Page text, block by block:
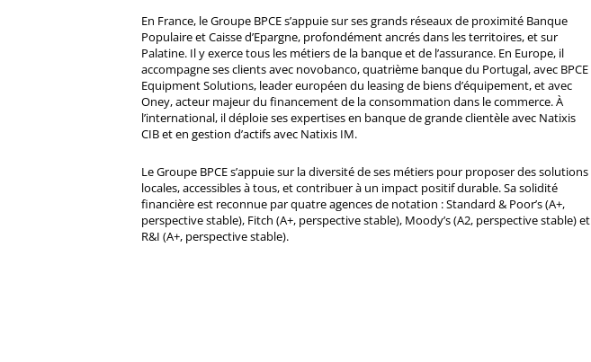
En France, le Groupe BPCE s’appuie sur ses grands réseaux de proximité Banque
Populaire et Caisse d’Epargne, profondément ancrés dans les territoires, et sur
Palatine. Il y exerce tous les métiers de la banque et de l’assurance. En Europe, il
accompagne ses clients avec novobanco, quatrième banque du Portugal, avec BPCE
Equipment Solutions, leader européen du leasing de biens d’équipement, et avec
Oney, acteur majeur du financement de la consommation dans le commerce. À
l’international, il déploie ses expertises en banque de grande clientèle avec Natixis
CIB et en gestion d’actifs avec Natixis IM.
Le Groupe BPCE s’appuie sur la diversité de ses métiers pour proposer des solutions
locales, accessibles à tous, et contribuer à un impact positif durable. Sa solidité
financière est reconnue par quatre agences de notation : Standard & Poor’s (A+,
perspective stable), Fitch (A+, perspective stable), Moody’s (A2, perspective stable) et
R&I (A+, perspective stable).